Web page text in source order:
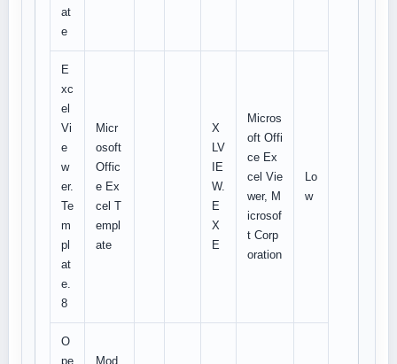
at
e
E
xc
el
Vi
e
w
er.
Te
m
pl
at
e.
8
Micr
osoft
Offic
e Ex
cel T
empl
ate
X
LV
IE
W.
E
X
E
Micros
oft Offi
ce Ex
cel Vie
wer, M
icrosof
t Corp
oration
Lo
w
O
pe
Mod